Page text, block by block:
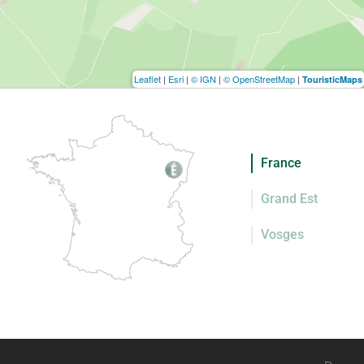
Leaflet | Esri | © IGN | © OpenStreetMap | TouristicMaps
France
Grand Est
Vosges